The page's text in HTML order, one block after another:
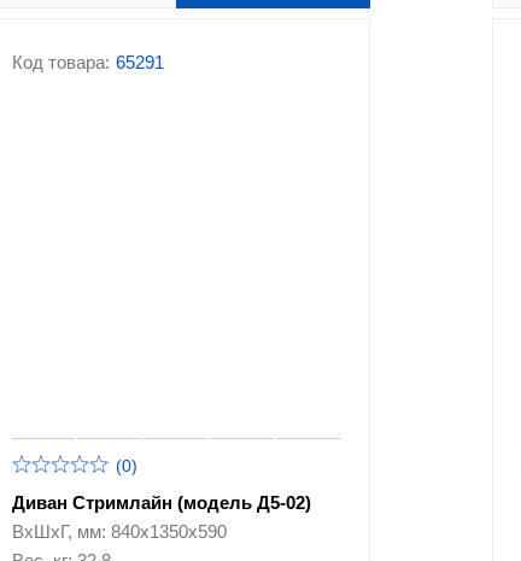
Код товара: 65291
(0)
Диван Стримлайн (модель Д5-02)
ВхШхГ, мм: 840х1350х590